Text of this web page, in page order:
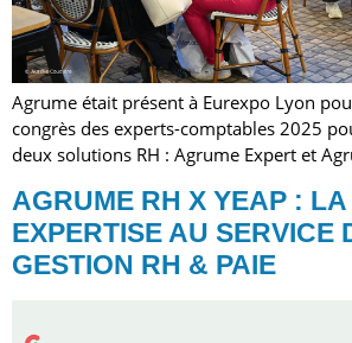
Agrume était présent à Eurexpo Lyon
congrès des experts-comptables 2025
deux solutions RH : Agrume Expert et
AGRUME RH X YEAP :
EXPERTISE AU SERVICE
GESTION RH & PAIE